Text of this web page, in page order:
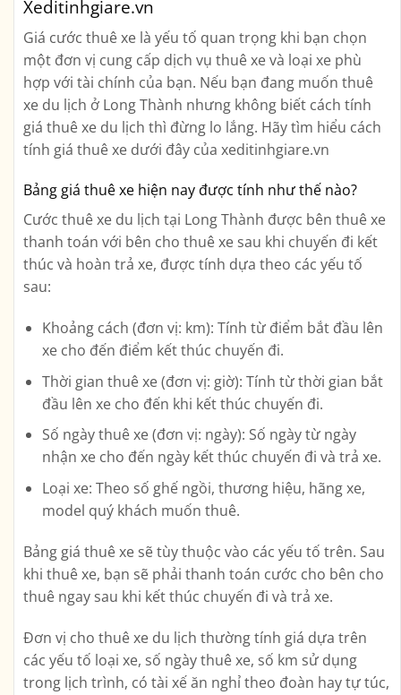
Xeditinhgiare.vn
Giá cước thuê xe là yếu tố quan trọng khi bạn chọn
một đơn vị cung cấp dịch vụ thuê xe và loại xe phù
hợp với tài chính của bạn. Nếu bạn đang muốn thuê
xe du lịch ở Long Thành nhưng không biết cách tính
giá thuê xe du lịch thì đừng lo lắng. Hãy tìm hiểu cách
tính giá thuê xe dưới đây của xeditinhgiare.vn
Bảng giá thuê xe hiện nay được tính như thế nào?
Cước thuê xe du lịch tại Long Thành được bên thuê xe
thanh toán với bên cho thuê xe sau khi chuyến đi kết
thúc và hoàn trả xe, được tính dựa theo các yếu tố
sau:
Khoảng cách (đơn vị: km): Tính từ điểm bắt đầu lên
xe cho đến điểm kết thúc chuyến đi.
Thời gian thuê xe (đơn vị: giờ): Tính từ thời gian bắt
đầu lên xe cho đến khi kết thúc chuyến đi.
Số ngày thuê xe (đơn vị: ngày): Số ngày từ ngày
nhận xe cho đến ngày kết thúc chuyến đi và trả xe.
Loại xe: Theo số ghế ngồi, thương hiệu, hãng xe,
model quý khách muốn thuê.
Bảng giá thuê xe sẽ tùy thuộc vào các yếu tố trên. Sau
khi thuê xe, bạn sẽ phải thanh toán cước cho bên cho
thuê ngay sau khi kết thúc chuyến đi và trả xe.
Đơn vị cho thuê xe du lịch thường tính giá dựa trên
các yếu tố loại xe, số ngày thuê xe, số km sử dụng
trong lịch trình, có tài xế ăn nghỉ theo đoàn hay tự túc,